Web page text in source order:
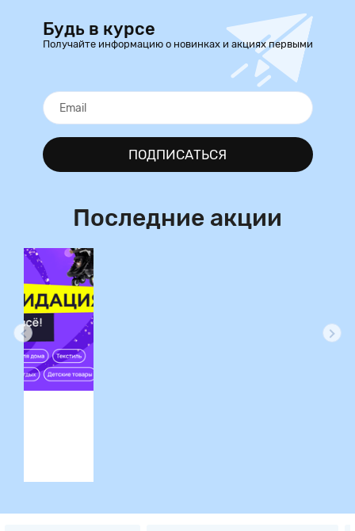
Будь в курсе
Получайте информацию о новинках и акциях первыми
ПОДПИСАТЬСЯ
Последние акции